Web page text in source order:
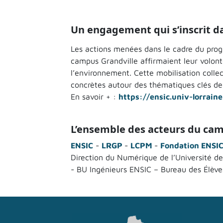
Un engagement qui s’inscrit
Les actions menées dans le cadre du
campus Grandville affirmaient leur
l’environnement. Cette mobilisation
concrètes autour des thématiques clés
En savoir + : https://ensic.univ-
L’ensemble des acteurs du
ENSIC - LRGP - LCPM - Fondation
Direction du Numérique de l’Université
- BU Ingénieurs ENSIC – Bureau des